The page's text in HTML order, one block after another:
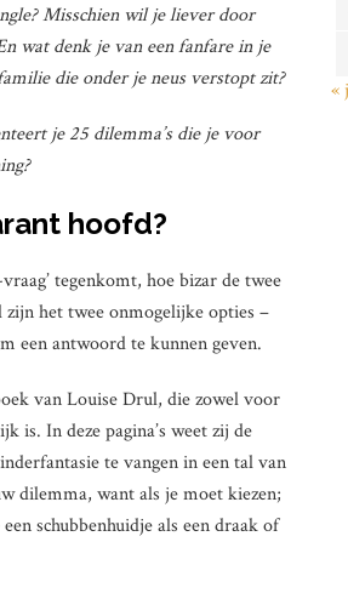
Misschien wil je liever door
wat denk je van een fanfare in je
die onder je neus verstopt zit?
je 25 dilemma’s die je voor
hoofd?
tegenkomt, hoe bizar de twee
het twee onmogelijke opties –
een antwoord te kunnen geven.
van Louise Drul, die zowel voor
is. In deze pagina’s weet zij de
te vangen in een tal van
dilemma, want als je moet kiezen;
schubbenhuidje als een draak of
«